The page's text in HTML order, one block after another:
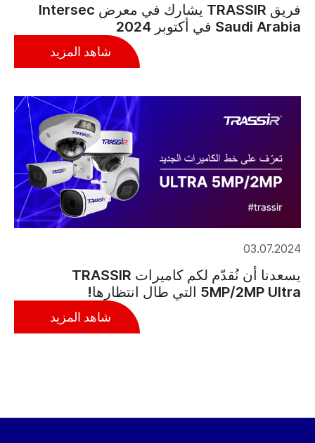
فريق TRASSIR يشارك في معرض Intersec
Saudi Arabia في أكتوبر 2024
شاهد المزيد
03.07.2024
يسعدنا أن نُقدّم لكم كاميرات TRASSIR
5MP/2MP Ultra التي طال انتظارها!
شاهد المزيد